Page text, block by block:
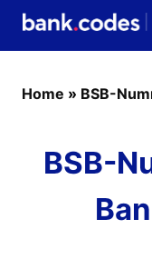
Home » BSB-
BSB-